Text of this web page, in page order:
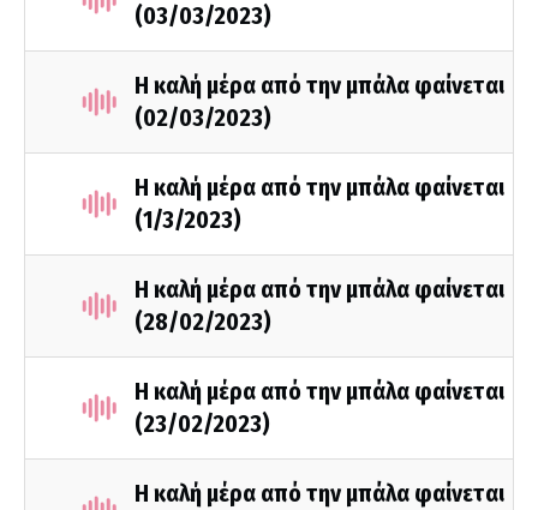
(03/03/2023)
Η καλή μέρα από την μπάλα φαίνεται
(02/03/2023)
Η καλή μέρα από την μπάλα φαίνεται
(1/3/2023)
Η καλή μέρα από την μπάλα φαίνεται
(28/02/2023)
Η καλή μέρα από την μπάλα φαίνεται
(23/02/2023)
Η καλή μέρα από την μπάλα φαίνεται